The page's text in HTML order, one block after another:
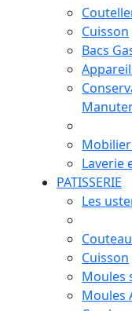
Cuisson
Bacs
Laverie
PATISSERIE
Les
Cuisson
Moules
Moules